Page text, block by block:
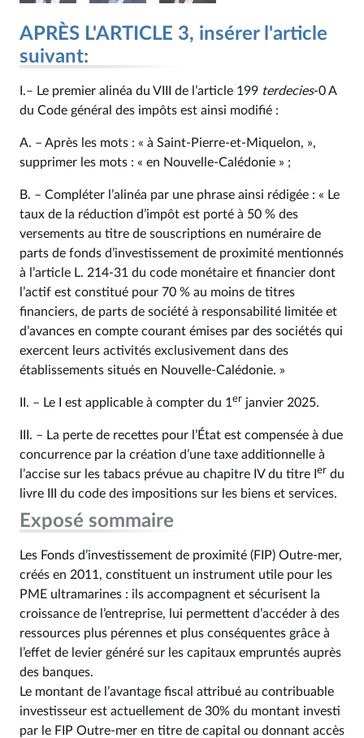
APRÈS L'ARTICLE 3, insérer l'article
suivant:
I.– Le premier alinéa du VIII de l’article 199 terdecies-0 A
du Code général des impôts est ainsi modifié :
A. – Après les mots : « à Saint-Pierre-et-Miquelon, »,
supprimer les mots : « en Nouvelle-Calédonie » ;
B. – Compléter l’alinéa par une phrase ainsi rédigée : « Le
taux de la réduction d’impôt est porté à 50 % des
versements au titre de souscriptions en numéraire de
parts de fonds d’investissement de proximité mentionnés
à l’article L. 214‑31 du code monétaire et financier dont
l’actif est constitué pour 70 % au moins de titres
financiers, de parts de société à responsabilité limitée et
d’avances en compte courant émises par des sociétés qui
exercent leurs activités exclusivement dans des
établissements situés en Nouvelle-Calédonie. »
II. – Le I est applicable à compter du 1 er janvier 2025.
III. – La perte de recettes pour l’État est compensée à due
concurrence par la création d’une taxe additionnelle à
l’accise sur les tabacs prévue au chapitre IV du titre I er du
livre III du code des impositions sur les biens et services.
Exposé sommaire
Les Fonds d’investissement de proximité (FIP) Outre-mer,
créés en 2011, constituent un instrument utile pour les
PME ultramarines : ils accompagnent et sécurisent la
croissance de l’entreprise, lui permettent d’accéder à des
ressources plus pérennes et plus conséquentes grâce à
l’effet de levier généré sur les capitaux empruntés auprès
des banques.
Le montant de l’avantage fiscal attribué au contribuable
investisseur est actuellement de 30% du montant investi
par le FIP Outre-mer en titre de capital ou donnant accès